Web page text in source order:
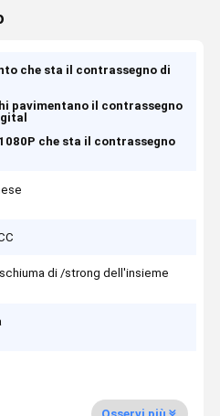
che sta il contrassegno di
pavimentano il contrassegno
che sta il contrassegno
di /strong dell'insieme